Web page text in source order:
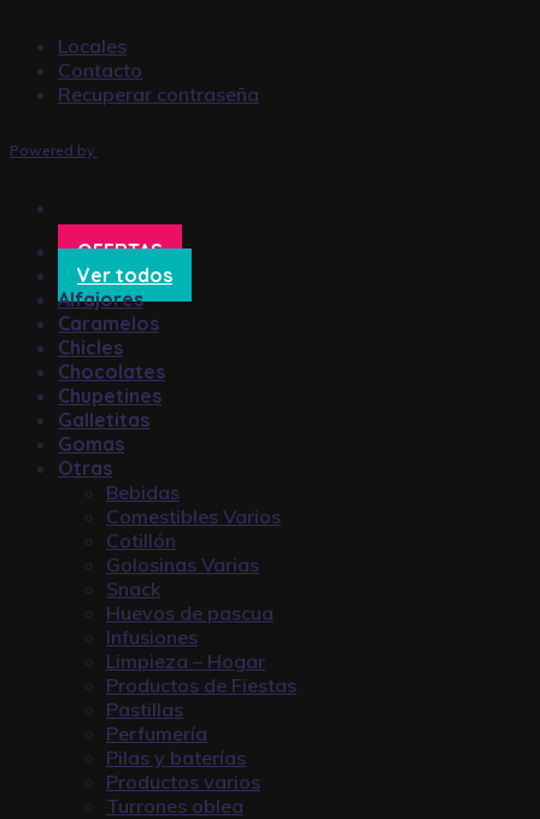
Locales
Contacto
Recuperar contraseña
Powered by
OFERTAS
Ver todos
Alfajores
Caramelos
Chicles
Chocolates
Chupetines
Galletitas
Gomas
Otras
Bebidas
Comestibles Varios
Cotillón
Golosinas Varias
Snack
Huevos de pascua
Infusiones
Limpieza – Hogar
Productos de Fiestas
Pastillas
Perfumería
Pilas y baterías
Productos varios
Turrones oblea